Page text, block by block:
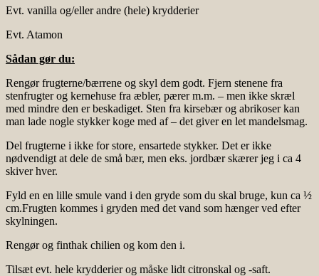
Evt. vanilla og/eller andre (hele) krydderier
Evt. Atamon
Sådan gør du:
Rengør frugterne/bærrene og skyl dem godt. Fjern stenene fra
stenfrugter og kernehuse fra æbler, pærer m.m. – men ikke skræl
med mindre den er beskadiget. Sten fra kirsebær og abrikoser kan
man lade nogle stykker koge med af – det giver en let mandelsmag.
Del frugterne i ikke for store, ensartede stykker. Det er ikke
nødvendigt at dele de små bær, men eks. jordbær skærer jeg i ca 4
skiver hver.
Fyld en en lille smule vand i den gryde som du skal bruge, kun ca ½
cm.Frugten kommes i gryden med det vand som hænger ved efter
skylningen.
Rengør og finthak chilien og kom den i.
Tilsæt evt. hele krydderier og måske lidt citronskal og -saft.